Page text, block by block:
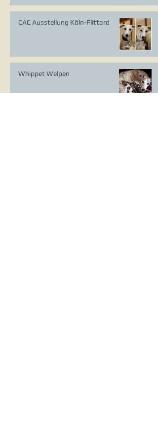
CAC Ausstellung Köln-Flittard
Whippet Welpen